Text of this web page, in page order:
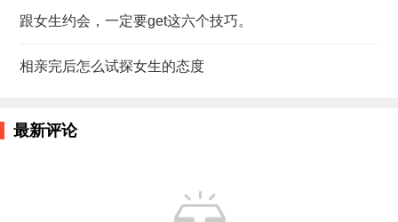
跟女生约会，一定要get这六个技巧。
相亲完后怎么试探女生的态度
最新评论